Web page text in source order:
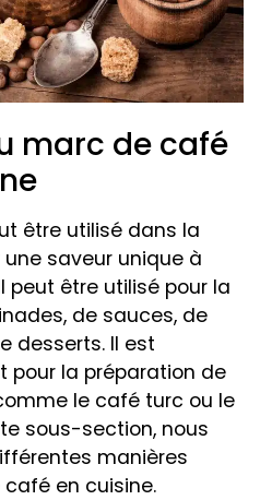
marc de café
être utilisé dans la
saveur unique à
peut être utilisé pour la
de sauces, de
desserts. Il est
pour la préparation de
le café turc ou le
sous-section, nous
manières
café en cuisine.